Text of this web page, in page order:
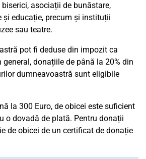
asociații de bunăstare,
și educație, precum și instituții
sau teatre.
pot fi deduse din impozit ca
donațiile de până la 20% din
dumneavoastră sunt eligibile
la 300 Euro, de obicei este suficient
o dovadă de plată. Pentru donații
de obicei de un certificat de donație